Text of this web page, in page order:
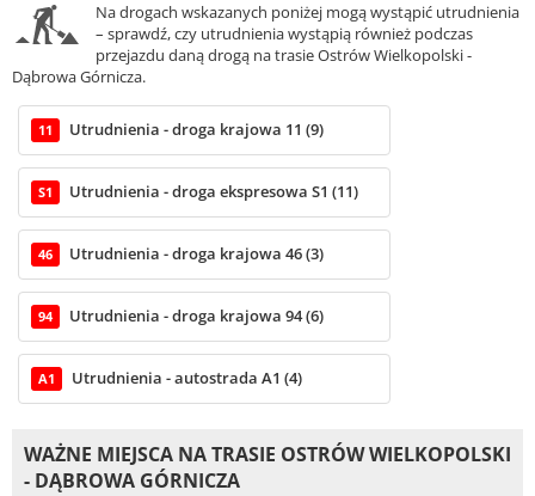
Na drogach wskazanych poniżej mogą wystąpić utrudnienia
– sprawdź, czy utrudnienia wystąpią również podczas
przejazdu daną drogą na trasie Ostrów Wielkopolski -
Dąbrowa Górnicza.
11 Utrudnienia - droga krajowa 11 (9)
S1 Utrudnienia - droga ekspresowa S1 (11)
46 Utrudnienia - droga krajowa 46 (3)
94 Utrudnienia - droga krajowa 94 (6)
A1 Utrudnienia - autostrada A1 (4)
WAŻNE MIEJSCA NA TRASIE OSTRÓW WIELKOPOLSKI
- DĄBROWA GÓRNICZA